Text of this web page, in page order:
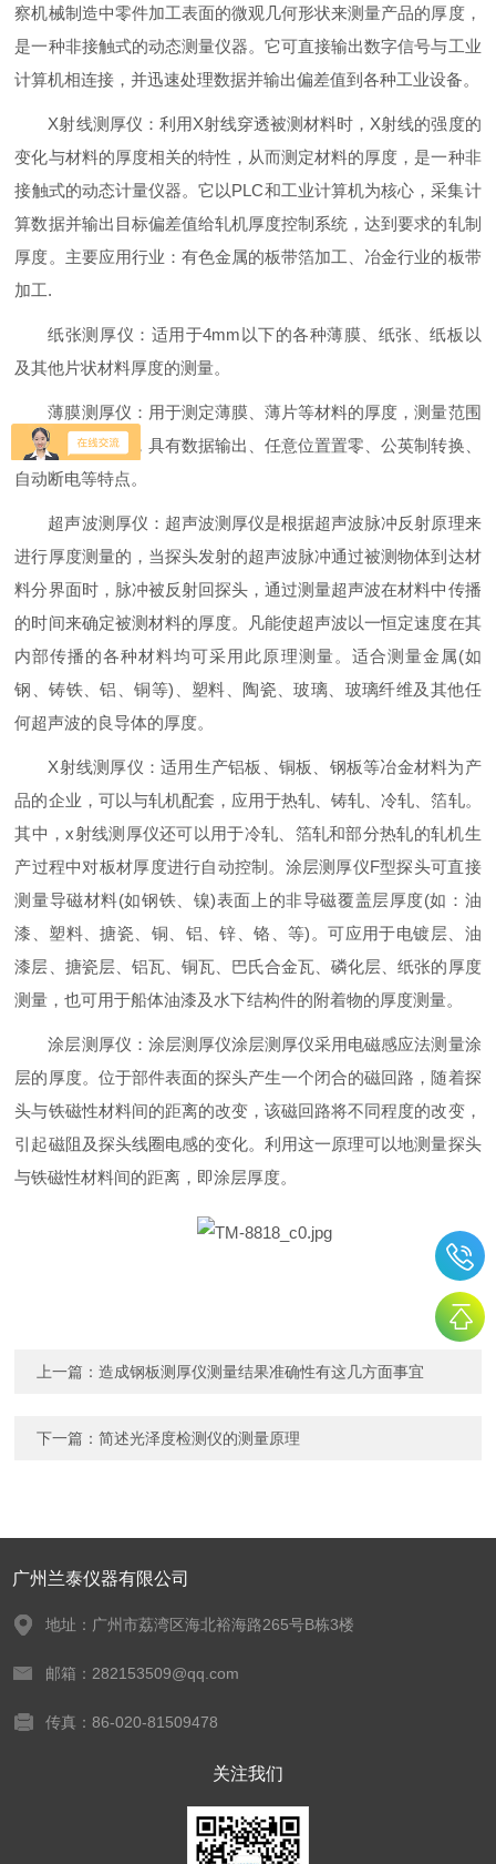
察机械制造中零件加工表面的微观几何形状来测量产品的厚度，
是一种非接触式的动态测量仪器。它可直接输出数字信号与工业
计算机相连接，并迅速处理数据并输出偏差值到各种工业设备。
X射线测厚仪：利用X射线穿透被测材料时，X射线的强度的
变化与材料的厚度相关的特性，从而测定材料的厚度，是一种非
接触式的动态计量仪器。它以PLC和工业计算机为核心，采集计
算数据并输出目标偏差值给轧机厚度控制系统，达到要求的轧制
厚度。主要应用行业：有色金属的板带箔加工、冶金行业的板带
加工.
纸张测厚仪：适用于4mm以下的各种薄膜、纸张、纸板以
及其他片状材料厚度的测量。
薄膜测厚仪：用于测定薄膜、薄片等材料的厚度，测量范围
宽、测量精度高，具有数据输出、任意位置置零、公英制转换、
自动断电等特点。
超声波测厚仪：超声波测厚仪是根据超声波脉冲反射原理来
进行厚度测量的，当探头发射的超声波脉冲通过被测物体到达材
料分界面时，脉冲被反射回探头，通过测量超声波在材料中传播
的时间来确定被测材料的厚度。凡能使超声波以一恒定速度在其
内部传播的各种材料均可采用此原理测量。适合测量金属(如
钢、铸铁、铝、铜等)、塑料、陶瓷、玻璃、玻璃纤维及其他任
何超声波的良导体的厚度。
X射线测厚仪：适用生产铝板、铜板、钢板等冶金材料为产
品的企业，可以与轧机配套，应用于热轧、铸轧、冷轧、箔轧。
其中，x射线测厚仪还可以用于冷轧、箔轧和部分热轧的轧机生
产过程中对板材厚度进行自动控制。涂层测厚仪F型探头可直接
测量导磁材料(如钢铁、镍)表面上的非导磁覆盖层厚度(如：油
漆、塑料、搪瓷、铜、铝、锌、铬、等)。可应用于电镀层、油
漆层、搪瓷层、铝瓦、铜瓦、巴氏合金瓦、磷化层、纸张的厚度
测量，也可用于船体油漆及水下结构件的附着物的厚度测量。
涂层测厚仪：涂层测厚仪涂层测厚仪采用电磁感应法测量涂
层的厚度。位于部件表面的探头产生一个闭合的磁回路，随着探
头与铁磁性材料间的距离的改变，该磁回路将不同程度的改变，
引起磁阻及探头线圈电感的变化。利用这一原理可以地测量探头
与铁磁性材料间的距离，即涂层厚度。
上一篇：造成钢板测厚仪测量结果准确性有这几方面事宜
下一篇：简述光泽度检测仪的测量原理
广州兰泰仪器有限公司
地址：广州市荔湾区海北裕海路265号B栋3楼
邮箱：282153509@qq.com
传真：86-020-81509478
关注我们